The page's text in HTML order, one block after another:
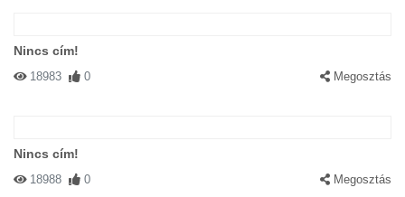
Nincs cím!
18983 0 Megosztás
Nincs cím!
18988 0 Megosztás